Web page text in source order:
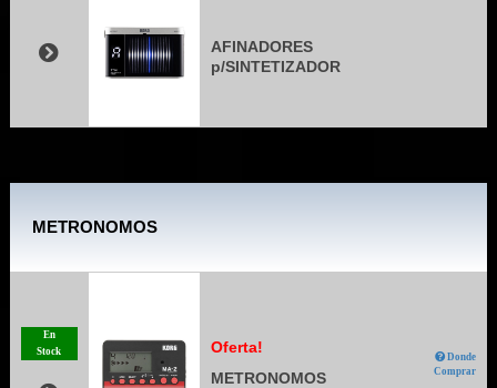
AFINADORES
p/SINTETIZADOR
METRONOMOS
En
Stock
Oferta!
METRONOMOS
Donde
Comprar